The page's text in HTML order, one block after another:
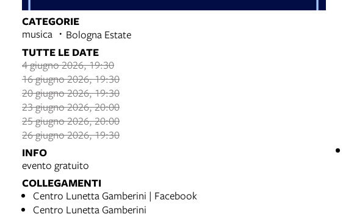
CATEGORIE
musica
Bologna Estate
TUTTE LE DATE
4 giugno 2026, 19:30
16 giugno 2026, 19:30
20 giugno 2026, 19:30
23 giugno 2026, 20:00
25 giugno 2026, 20:00
26 giugno 2026, 19:30
INFO
evento gratuito
COLLEGAMENTI
Centro Lunetta Gamberini | Facebook
Centro Lunetta Gamberini